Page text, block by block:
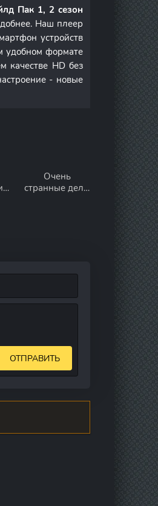
Пак 1, 2 сезон
Наш плеер
устройств
удобном формате
качестве HD без
- новые
Очень
странные дела:
ОТПРАВИТЬ